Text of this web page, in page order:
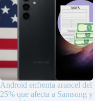
Android enfrenta arancel del
25% que afecta a Samsung y